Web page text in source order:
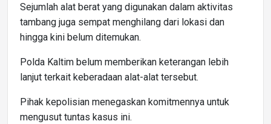
Sejumlah alat berat yang digunakan dalam aktivitas
tambang juga sempat menghilang dari lokasi dan
hingga kini belum ditemukan.
Polda Kaltim belum memberikan keterangan lebih
lanjut terkait keberadaan alat-alat tersebut.
Pihak kepolisian menegaskan komitmennya untuk
mengusut tuntas kasus ini.